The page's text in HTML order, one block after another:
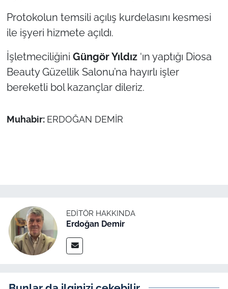
Protokolun temsili açılış kurdelasını kesmesi
ile işyeri hizmete açıldı.
İşletmeciliğini Güngör Yıldız‘ın yaptığı Diosa
Beauty Güzellik Salonu’na hayırlı işler
bereketli bol kazançlar dileriz.
Muhabir: ERDOĞAN DEMİR
EDITÖR HAKKINDA
Erdoğan Demir
Dış Haberler
Magazin
İş Dünyası
Bilim Teknoloji
English News
Gündem-Eğitim